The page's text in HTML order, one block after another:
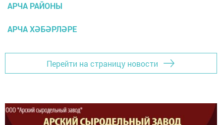
АРЧА РАЙОНЫ
АРЧА ХӘБӘРЛӘРЕ
Перейти на страницу новости